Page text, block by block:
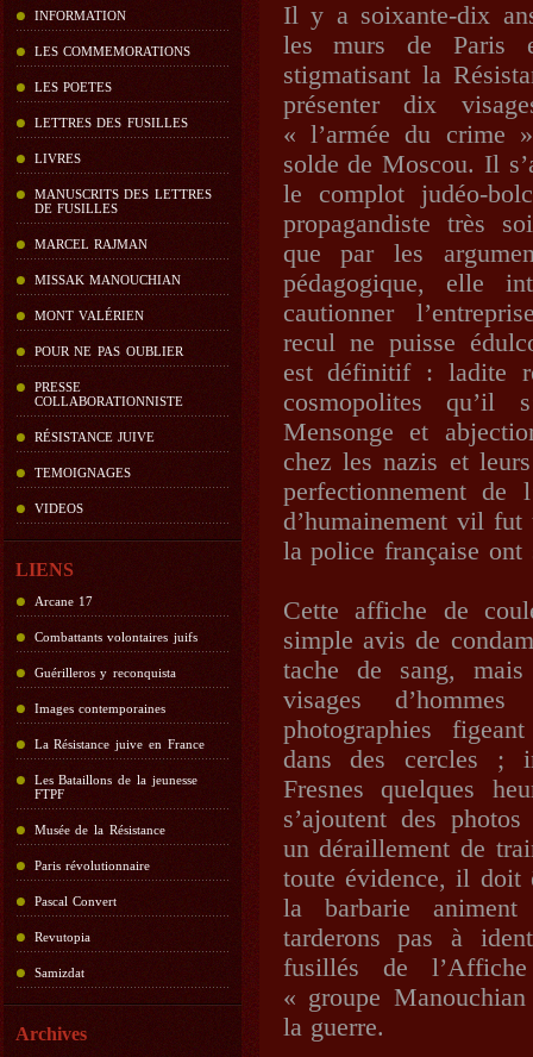
INFORMATION
LES COMMEMORATIONS
LES POETES
LETTRES DES FUSILLES
LIVRES
MANUSCRITS DES LETTRES
DE FUSILLES
MARCEL RAJMAN
MISSAK MANOUCHIAN
MONT VALÉRIEN
POUR NE PAS OUBLIER
PRESSE
COLLABORATIONNISTE
RÉSISTANCE JUIVE
TEMOIGNAGES
VIDEOS
LIENS
Arcane 17
Combattants volontaires juifs
Guérilleros y reconquista
Images contemporaines
La Résistance juive en France
Les Bataillons de la jeunesse
FTPF
Musée de la Résistance
Paris révolutionnaire
Pascal Convert
Revutopia
Samizdat
Archives
Il y a soixante-dix
les murs de Paris
stigmatisant la
présenter dix
« l’armée du crime
solde de Moscou. Il
le complot judéo-
propagandiste très
que par les
pédagogique, elle
cautionner
recul ne puisse
est définitif : ladite
cosmopolites qu’il
Mensonge et
chez les nazis et
perfectionnement
d’humainement vil
la police française ont
Cette affiche de
simple avis de
tache de sang,
visages
photographies
dans des cercles ;
Fresnes quelques
s’ajoutent des
un déraillement de
toute évidence, il doit
la barbarie
tarderons pas à
fusillés de
« groupe
la guerre.